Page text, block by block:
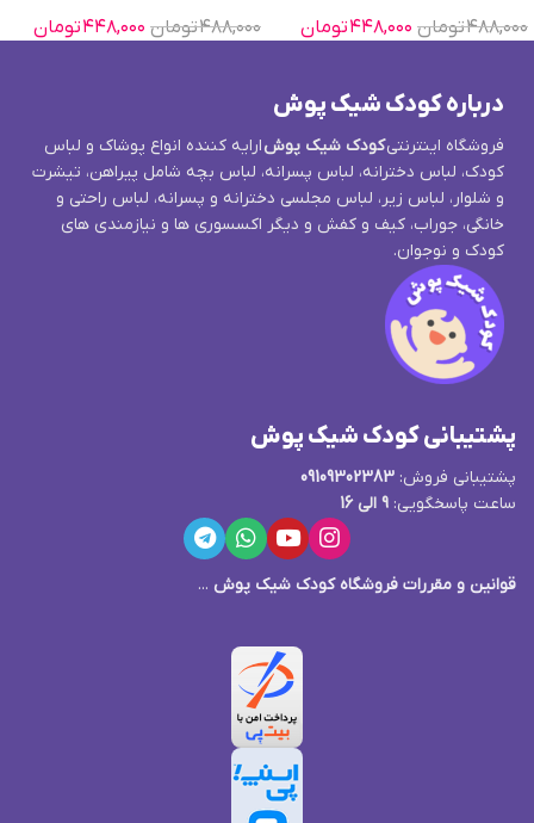
۴۸۸,۰۰۰تومان ۴۴۸,۰۰۰تومان ۴۸۸,۰۰۰تومان ۴۴۸,۰۰۰تومان
درباره کودک شیک پوش
فروشگاه اینترنتیکودک شیک پوشارایه کننده انواع پوشاک و لباس
کودک، لباس دخترانه، لباس پسرانه، لباس بچه شامل پیراهن، تیشرت
و شلوار، لباس زیر، لباس مجلسی دخترانه و پسرانه، لباس راحتی و
خانگی، جوراب، کیف و کفش و دیگر اکسسوری ها و نیازمندی های
کودک و نوجوان.
پشتیبانی کودک شیک پوش
پشتیبانی فروش: 09109302383
ساعت پاسخگویی: 9 الی 16
قوانین و مقررات فروشگاه کودک شیک پوش ...